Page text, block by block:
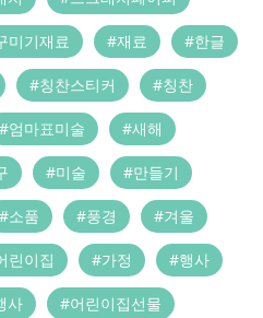
미기재료 #재료 #한글
#칭찬스티커 #칭찬
#엄마표미술 #새해
#미술 #만들기
#소품 #풍경 #겨울
린이집 #가정 #행사
사 #어린이집선물